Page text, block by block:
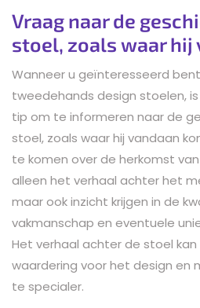
Vraag naar de
stoel, zoals waar hij
Wanneer u geïnteresseerd
tweedehands design stoelen,
tip om te informeren naar de
stoel, zoals waar hij vandaan
te komen over de herkomst
alleen het verhaal achter het
maar ook inzicht krijgen in de
vakmanschap en eventuele
Het verhaal achter de stoel
waardering voor het design en
te specialer.